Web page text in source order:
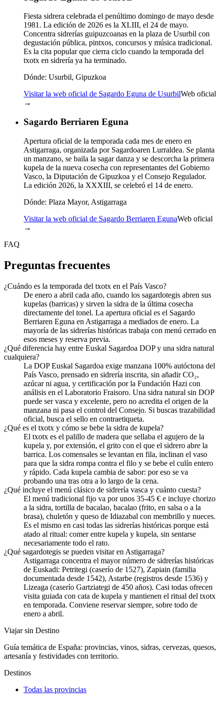
Fiesta sidrera celebrada el penúltimo domingo de mayo desde
1981. La edición de 2026 es la XLIII, el 24 de mayo.
Concentra sidrerías guipuzcoanas en la plaza de Usurbil con
degustación pública, pintxos, concursos y música tradicional.
Es la cita popular que cierra ciclo cuando la temporada del
txotx en sidrería ya ha terminado.
Dónde: Usurbil, Gipuzkoa
Visitar la web oficial de Sagardo Eguna de UsurbilWeb oficial
→
Sagardo Berriaren Eguna
Apertura oficial de la temporada cada mes de enero en
Astigarraga, organizada por Sagardoaren Lurraldea. Se planta
un manzano, se baila la sagar danza y se descorcha la primera
kupela de la nueva cosecha con representantes del Gobierno
Vasco, la Diputación de Gipuzkoa y el Consejo Regulador.
La edición 2026, la XXXIII, se celebró el 14 de enero.
Dónde: Plaza Mayor, Astigarraga
Visitar la web oficial de Sagardo Berriaren EgunaWeb oficial
→
FAQ
Preguntas frecuentes
¿Cuándo es la temporada del txotx en el País Vasco?
De enero a abril cada año, cuando los sagardotegis abren sus
kupelas (barricas) y sirven la sidra de la última cosecha
directamente del tonel. La apertura oficial es el Sagardo
Berriaren Eguna en Astigarraga a mediados de enero. La
mayoría de las sidrerías históricas trabaja con menú cerrado en
esos meses y reserva previa.
¿Qué diferencia hay entre Euskal Sagardoa DOP y una sidra natural
cualquiera?
La DOP Euskal Sagardoa exige manzana 100% autóctona del
País Vasco, prensado en sidrería inscrita, sin añadir CO₂,
azúcar ni agua, y certificación por la Fundación Hazi con
análisis en el Laboratorio Fraisoro. Una sidra natural sin DOP
puede ser vasca y excelente, pero no acredita el origen de la
manzana ni pasa el control del Consejo. Si buscas trazabilidad
oficial, busca el sello en contraetiqueta.
¿Qué es el txotx y cómo se bebe la sidra de kupela?
El txotx es el palillo de madera que sellaba el agujero de la
kupela y, por extensión, el grito con el que el sidrero abre la
barrica. Los comensales se levantan en fila, inclinan el vaso
para que la sidra rompa contra el filo y se bebe el culín entero
y rápido. Cada kupela cambia de sabor: por eso se va
probando una tras otra a lo largo de la cena.
¿Qué incluye el menú clásico de sidrería vasca y cuánto cuesta?
El menú tradicional fijo va por unos 35-45 € e incluye chorizo
a la sidra, tortilla de bacalao, bacalao (frito, en salsa o a la
brasa), chuletón y queso de Idiazabal con membrillo y nueces.
Es el mismo en casi todas las sidrerías históricas porque está
atado al ritual: comer entre kupela y kupela, sin sentarse
necesariamente todo el rato.
¿Qué sagardotegis se pueden visitar en Astigarraga?
Astigarraga concentra el mayor número de sidrerías históricas
de Euskadi: Petritegi (caserío de 1527), Zapiain (familia
documentada desde 1542), Astarbe (registros desde 1536) y
Lizeaga (caserío Gartziategi de 450 años). Casi todas ofrecen
visita guiada con cata de kupela y mantienen el ritual del txotx
en temporada. Conviene reservar siempre, sobre todo de
enero a abril.
Viajar sin Destino
Guía temática de España: provincias, vinos, sidras, cervezas, quesos,
artesanía y festividades con territorio.
Destinos
Todas las provincias